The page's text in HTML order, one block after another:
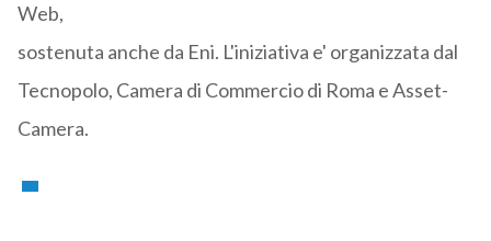
Web,
sostenuta anche da Eni. L'iniziativa e' organizzata dal
Tecnopolo, Camera di Commercio di Roma e Asset-
Camera.